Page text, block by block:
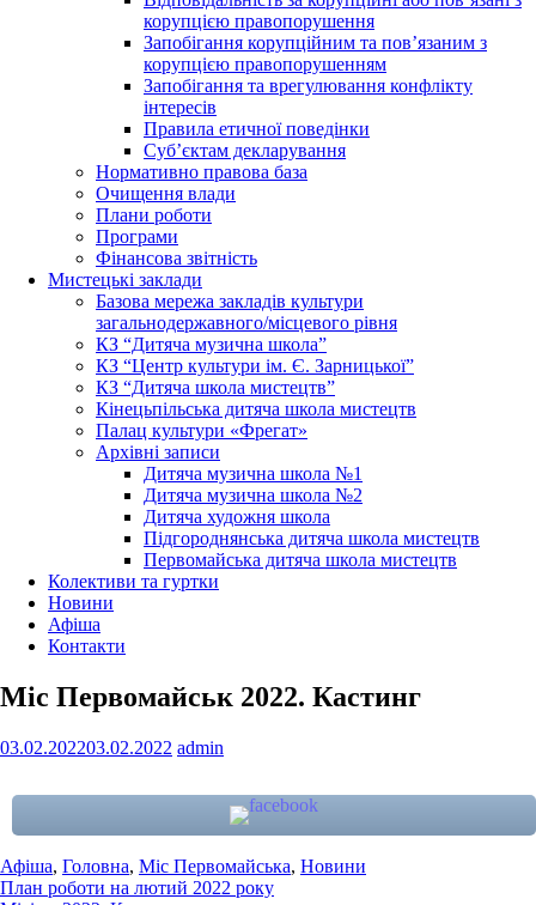
корупцією правопорушення
Запобігання корупційним та пов’язаним з
корупцією правопорушенням
Запобігання та врегулювання конфлікту
інтересів
Правила етичної поведінки
Суб’єктам декларування
Нормативно правова база
Очищення влади
Плани роботи
Програми
Фінансова звітність
Мистецькі заклади
Базова мережа закладів культури
загальнодержавного/місцевого рівня
КЗ “Дитяча музична школа”
КЗ “Центр культури ім. Є. Зарницької”
КЗ “Дитяча школа мистецтв”
Кінецьпільська дитяча школа мистецтв
Палац культури «Фрегат»
Архівні записи
Дитяча музична школа №1
Дитяча музична школа №2
Дитяча художня школа
Підгороднянська дитяча школа мистецтв
Первомайська дитяча школа мистецтв
Колективи та гуртки
Новини
Афіша
Контакти
Міс Первомайськ 2022. Кастинг
03.02.202203.02.2022 admin
Афіша, Головна, Міс Первомайська, Новини
Навігація
План роботи на лютий 2022 року